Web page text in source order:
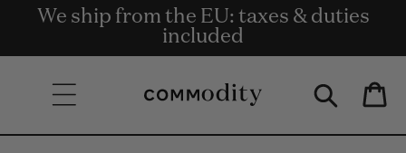
Skip to content
Consegna gratuita per ordini superiori
a 135€.
We ship from the EU: taxes & duties
included
Get rewards for shopping with
Commodity.Circle
Bag